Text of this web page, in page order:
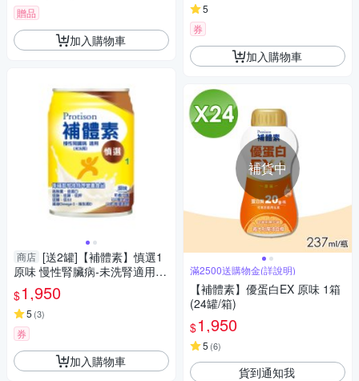
贈品
加入購物車
商店 [送2罐]【補體素】慎選1
原味 慢性腎臟病-未洗腎適用 (2
37ml/24罐/箱)【杏一】
$1,950
5 (3)
券
加入購物車
5
券
加入購物車
補貨中
滿2500送購物金(詳說明)
【補體素】優蛋白EX 原味 1箱
(24罐/箱)
$1,950
5 (6)
貨到通知我